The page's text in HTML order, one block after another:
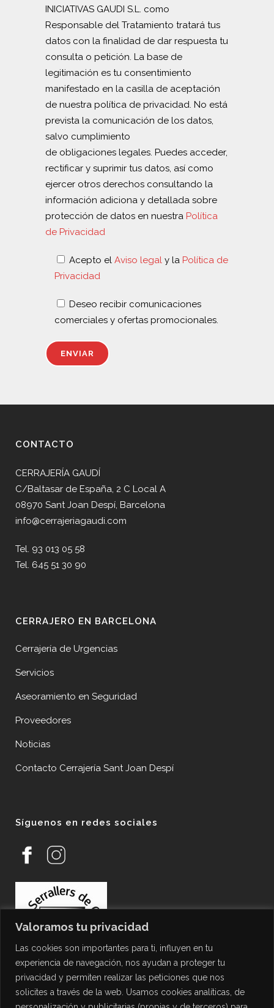
Valoramos tu privacidad
Las cookies son importantes para ti, influyen en tu
experiencia de navegación, nos ayudan a proteger tu
privacidad y permiten realizar las peticiones que nos
solicites a través de la web. Usamos cookies analíticas, de
INICIATIVAS GAUDI S.L. como
Responsable del Tratamiento tratará tus
datos con la finalidad de dar respuesta tu
consulta o petición. La base de
legitimación es tu consentimiento
manifestado en la casilla de aceptación
de nuestra política de privacidad. No está
prevista la comunicación de los datos,
salvo cumplimiento
de obligaciones legales. Puedes acceder,
rectificar y suprimir tus datos, así como
ejercer otros derechos consultando la
información adiciona y detallada sobre
protección de datos en nuestra Política
de Privacidad
Acepto el Aviso legal y la Política de
Privacidad
Deseo recibir comunicaciones
comerciales y ofertas promocionales.
CONTACTO
CERRAJERÍA GAUDÍ
C/Baltasar de España, 2 C Local A
08970 Sant Joan Despí, Barcelona
info@cerrajeriagaudi.com
Tel. 93 013 05 58
Tel. 645 51 30 90
CERRAJERO EN BARCELONA
Cerrajería de Urgencias
Servicios
Aseoramiento en Seguridad
Proveedores
Noticias
Contacto Cerrajería Sant Joan Despí
Síguenos en redes sociales